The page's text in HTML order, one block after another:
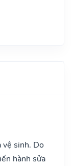
vệ sinh. Do
hành sửa